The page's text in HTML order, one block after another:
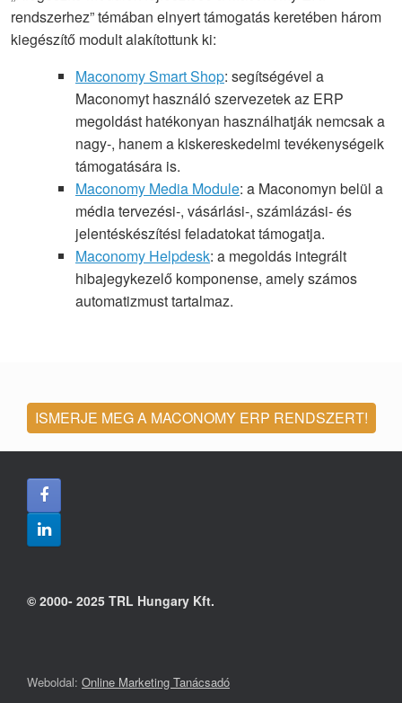
rendszerhez” témában elnyert támogatás keretében három
kiegészítő modult alakítottunk ki:
Maconomy Smart Shop: segítségével a
Maconomyt használó szervezetek az ERP
megoldást hatékonyan használhatják nemcsak a
nagy-, hanem a kiskereskedelmi tevékenységeik
támogatására is.
Maconomy Media Module: a Maconomyn belül a
média tervezési-, vásárlási-, számlázási- és
jelentéskészítési feladatokat támogatja.
Maconomy Helpdesk: a megoldás integrált
hibajegykezelő komponense, amely számos
automatizmust tartalmaz.
ISMERJE MEG A MACONOMY ERP RENDSZERT!
© 2000- 2025 TRL Hungary Kft.
Weboldal: Online Marketing Tanácsadó